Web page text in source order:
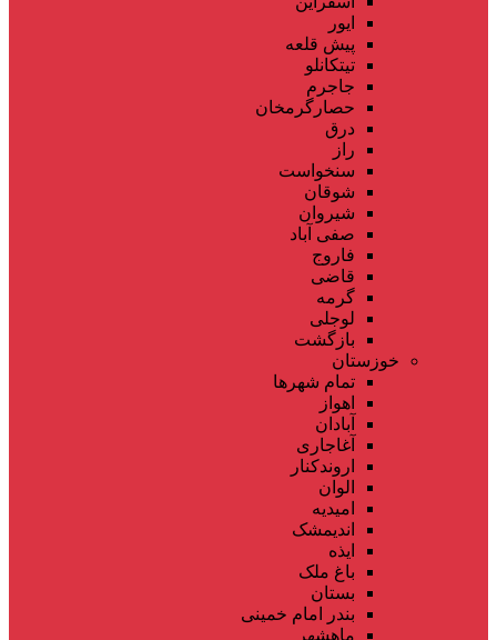
ایور
پیش قلعه
تیتکانلو
جاجرم
حصارگرمخان
درق
راز
سنخواست
شوقان
شیروان
صفی آباد
فاروج
قاضی
گرمه
لوجلی
بازگشت
خوزستان
تمام شهر‌ها
اهواز
آبادان
آغاجاری
اروندکنار
الوان
امیدیه
اندیمشک
ایذه
باغ ملک
بستان
بندر امام خمینی
ماهشهر